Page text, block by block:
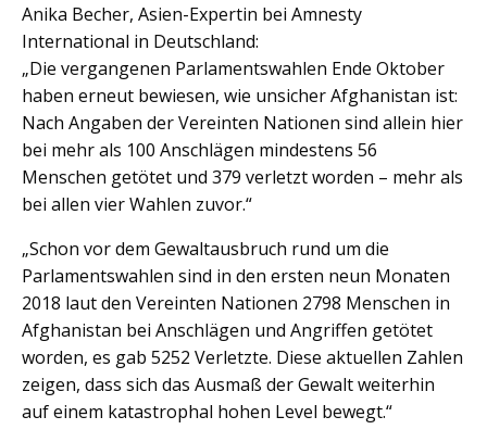
Anika Becher, Asien-Expertin bei Amnesty
International in Deutschland:
„Die vergangenen Parlamentswahlen Ende Oktober
haben erneut bewiesen, wie unsicher Afghanistan ist:
Nach Angaben der Vereinten Nationen sind allein hier
bei mehr als 100 Anschlägen mindestens 56
Menschen getötet und 379 verletzt worden – mehr als
bei allen vier Wahlen zuvor.“
„Schon vor dem Gewaltausbruch rund um die
Parlamentswahlen sind in den ersten neun Monaten
2018 laut den Vereinten Nationen 2798 Menschen in
Afghanistan bei Anschlägen und Angriffen getötet
worden, es gab 5252 Verletzte. Diese aktuellen Zahlen
zeigen, dass sich das Ausmaß der Gewalt weiterhin
auf einem katastrophal hohen Level bewegt.“